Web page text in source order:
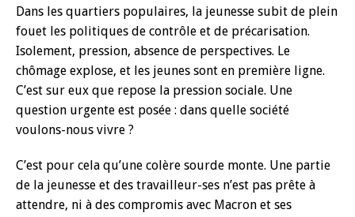
Dans les quartiers populaires, la jeunesse subit de plein
fouet les politiques de contrôle et de précarisation.
Isolement, pression, absence de perspectives. Le
chômage explose, et les jeunes sont en première ligne.
C’est sur eux que repose la pression sociale. Une
question urgente est posée : dans quelle société
voulons-nous vivre ?
C’est pour cela qu’une colère sourde monte. Une partie
de la jeunesse et des travailleur-ses n’est pas prête à
attendre, ni à des compromis avec Macron et ses